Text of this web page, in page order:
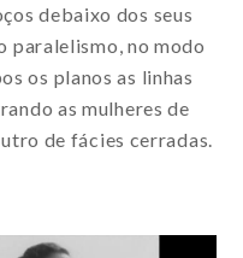
debaixo dos seus
paralelismo, no modo
os planos as linhas
as mulheres de
de fácies cerradas.